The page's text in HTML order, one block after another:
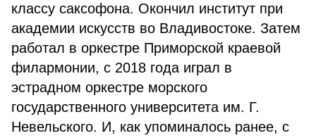
классу саксофона. Окончил институт при
академии искусств во Владивостоке. Затем
работал в оркестре Приморской краевой
филармонии, с 2018 года играл в
эстрадном оркестре морского
государственного университета им. Г.
Невельского. И, как упоминалось ранее, с